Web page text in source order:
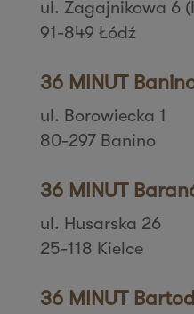
ul. Zagajnikowa 6
91-849 Łódź
36 MINUT
ul. Borowiecka 1
80-297 Banino
36 MINUT
ul. Husarska 26
25-118 Kielce
36 MINUT